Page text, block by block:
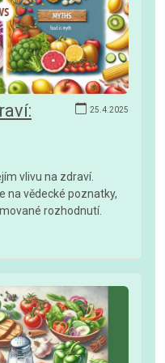
25.4.2025
vlivu na zdraví.
na vědecké poznatky,
rozhodnutí.